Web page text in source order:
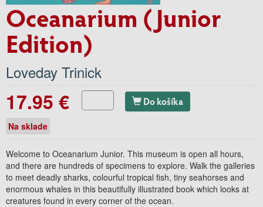
Oceanarium (Junior
Edition)
Loveday Trinick
17.95 € Do košíka
Na sklade
Welcome to Oceanarium Junior. This museum is open all hours,
and there are hundreds of specimens to explore. Walk the galleries
to meet deadly sharks, colourful tropical fish, tiny seahorses and
enormous whales in this beautifully illustrated book which looks at
creatures found in every corner of the ocean.